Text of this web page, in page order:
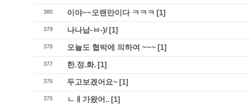
380 이야~~오랜만이다 ㅋㅋㅋ [1]
379 나나납-ㅂ-)/[1]
378 오늘도 협박에 의하여 ~~~[1]
377 한.정.화.[1]
376 두고보겠어요~[1]
375 ㄴㅐ가왔어..[1]